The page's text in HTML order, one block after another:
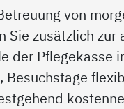
von
Sie zusätzlich
der Pflegekasse
Besuchstage